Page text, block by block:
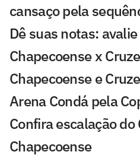
cansaço pela
Dê suas notas:
Chapecoense x
Chapecoense e
Arena Condá pela
Confira escalação
Chapecoense